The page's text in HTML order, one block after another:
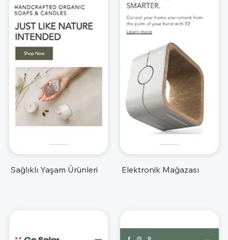
Sağlıklı Yaşam Ürünleri Elektronik Mağazası